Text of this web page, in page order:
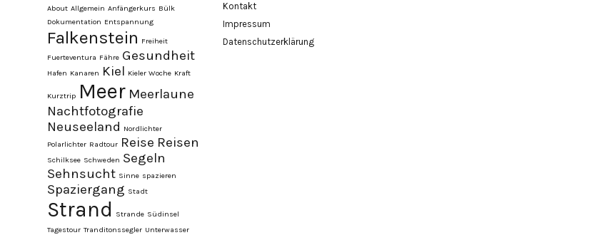
About Allgemein Anfängerkurs Bülk
Dokumentation Entspannung
Falkenstein Freiheit
Fuerteventura Fähre Gesundheit
Hafen Kanaren Kiel Kieler Woche Kraft
Kurztrip Meer Meerlaune
Nachtfotografie
Neuseeland Nordlichter
Polarlichter Radtour Reise Reisen
Schilksee Schweden Segeln
Sehnsucht Sinne spazieren
Spaziergang Stadt
Strand Strande Südinsel
Tagestour Tranditonssegler Unterwasser
Kontakt
Impressum
Datenschutzerklärung